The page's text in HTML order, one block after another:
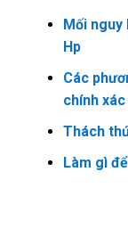
Mối
Hp
Các
chính
Thách
Làm gì